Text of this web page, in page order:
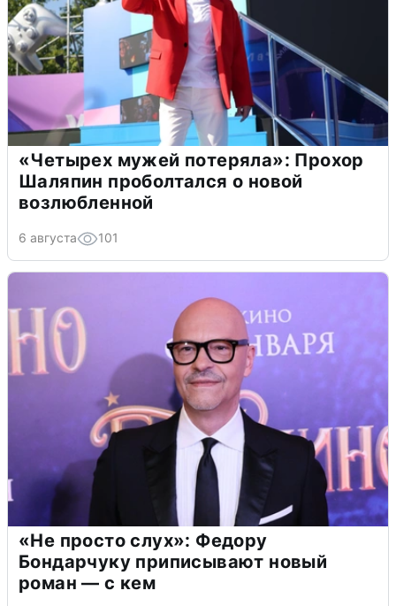
«Четырех мужей потеряла»: Прохор
Шаляпин проболтался о новой
возлюбленной
6 августа 101
«Не просто слух»: Федору
Бондарчуку приписывают новый
роман — с кем